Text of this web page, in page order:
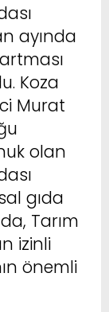
ayında
Koza
Murat
olan
gıda
Tarım
izinli
önemli